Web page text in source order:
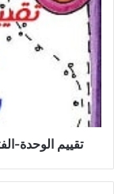
الوحدة-
الفترة
الرابعة
في
الرياضيات
السنة
السادسة
تقييم الوحدة-